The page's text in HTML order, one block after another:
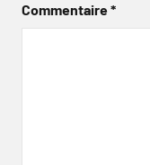
Commentaire*